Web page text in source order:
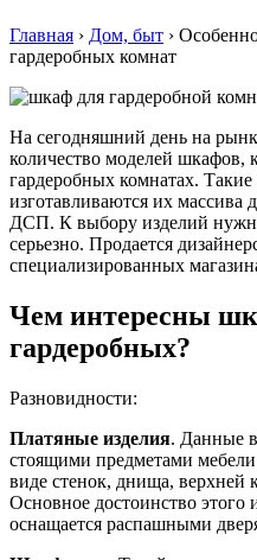
Главная › Дом, быт ›
гардеробных комнат
На сегодняшний день на
количество моделей шкафов,
гардеробных комнатах.
изготавливаются их
ДСП. К выбору изделий
серьезно. Продается
специализированных
Чем интересны
гардеробных?
Разновидности:
Платяные изделия. Данные
стоящими предметами
виде стенок, днища, верхней
Основное достоинство этого
оснащается распашными